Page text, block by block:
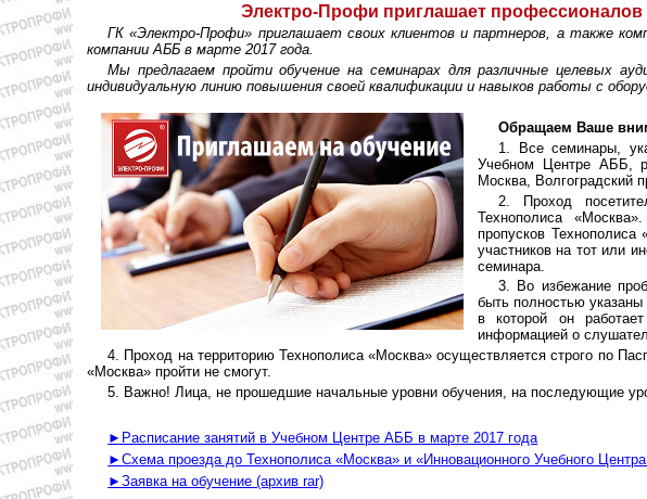
Электро-Профи приглашает профессионалов
ГК «Электро-Профи» приглашает своих клиентов и партнеров, а также
компании АББ в марте 2017 года.
Мы предлагаем пройти обучение на семинарах для различные целевых
индивидуальную линию повышения своей квалификации и навыков работы с
Обращаем Ваше
1. Все семинары,
Учебном Центре АББ,
Москва, Волгоградский
2. Проход
Технополиса
пропусков
участников на тот или
семинара.
3. Во избежание
быть полностью
в которой он
информацией о
4. Проход на территорию Технополиса «Москва» осуществляется строго по
«Москва» пройти не смогут.
5. Важно! Лица, не прошедшие начальные уровни обучения, на последующие
►Расписание занятий в Учебном Центре АББ в марте 2017 года
►Схема проезда до Технополиса «Москва» и «Инновационного Учебного
►Заявка на обучение (архив rar)